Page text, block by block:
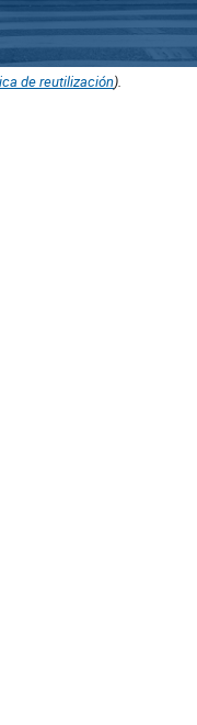
de reutilización).